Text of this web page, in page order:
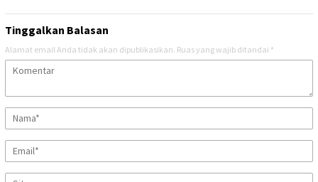
Tinggalkan Balasan
Alamat email Anda tidak akan dipublikasikan. Ruas yang wajib ditandai *